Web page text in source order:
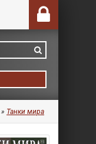
» Танки мира